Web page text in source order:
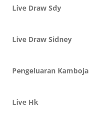
Live Draw Sdy
Live Draw Sidney
Pengeluaran Kamboja
Live Hk